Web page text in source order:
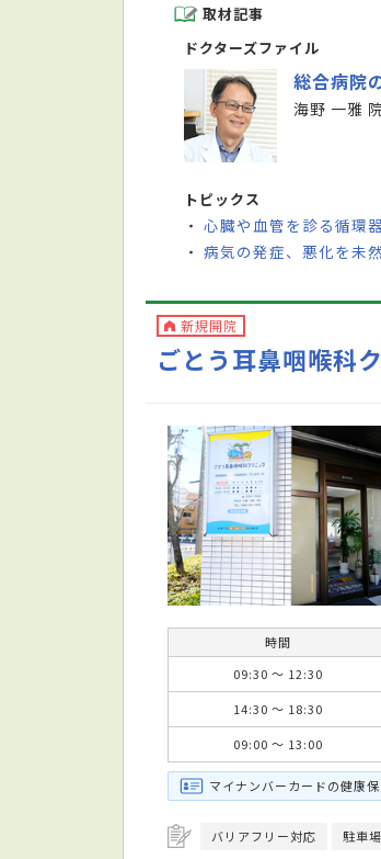
取材記事
ドクターズファイル
総合病院
海野 一雅
トピックス
・心臓や血管を診る循環
・病気の発症、悪化を未
新規開院
ごとう耳鼻咽喉科
時間
09:30 ～ 12:30
14:30 ～ 18:30
09:00 ～ 13:00
マイナンバーカードの健康
バリアフリー対応 駐車